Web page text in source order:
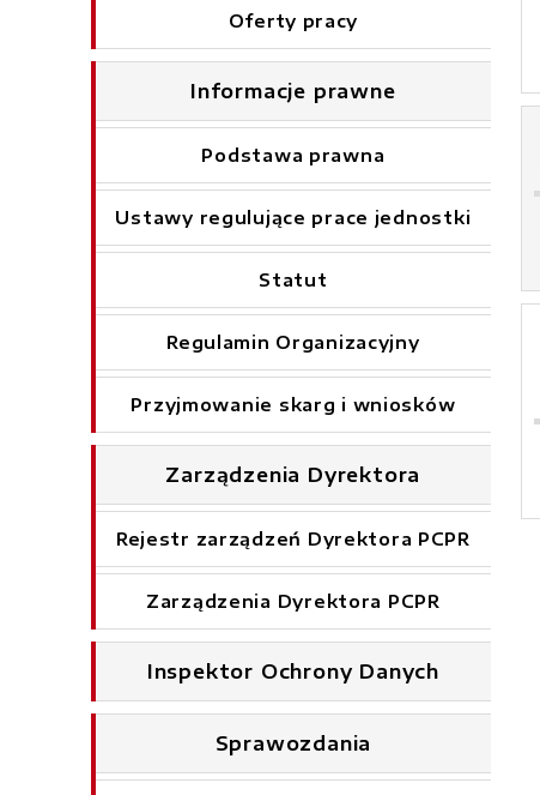
Oferty pracy
Informacje prawne
Podstawa prawna
Ustawy regulujące prace jednostki
Statut
Regulamin Organizacyjny
Przyjmowanie skarg i wniosków
Zarządzenia Dyrektora
Rejestr zarządzeń Dyrektora PCPR
Zarządzenia Dyrektora PCPR
Inspektor Ochrony Danych
Sprawozdania